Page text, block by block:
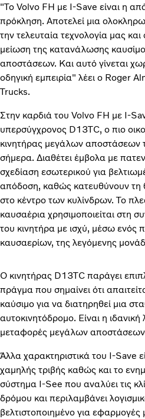
"Το Volvo FH με I-Save είναι η
πρόκληση. Αποτελεί μια
την τελευταία τεχνολογία μας και
μείωση της κατανάλωσης
αποστάσεων. Και αυτό γίνεται
οδηγική εμπειρία" λέει ο Roger
Trucks.
Στην καρδιά του Volvo FH με I-
υπερσύγχρονος D13TC, ο πιο
κινητήρας μεγάλων αποστάσεων
σήμερα. Διαθέτει έμβολα με
σχεδίαση εσωτερικού για
απόδοση, καθώς κατευθύνουν τη
στο κέντρο των κυλίνδρων. Το
καυσαέρια χρησιμοποιείται στη
του κινητήρα με ισχύ, μέσω ενός
καυσαερίων, της λεγόμενης
Ο κινητήρας D13TC παράγει
πράγμα που σημαίνει ότι
καύσιμο για να διατηρηθεί μια
αυτοκινητόδρομο. Είναι η ιδανική
μεταφορές μεγάλων
Άλλα χαρακτηριστικά του I-Save
χαμηλής τριβής καθώς και το
σύστημα I-See που αναλύει τις
δρόμου και περιλαμβάνει
βελτιστοποιημένο για